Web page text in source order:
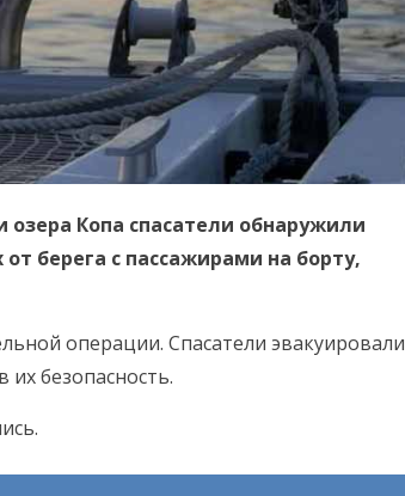
Копа спасатели обнаружили
берега с пассажирами на борту,
операции. Спасатели эвакуировали
их безопасность.